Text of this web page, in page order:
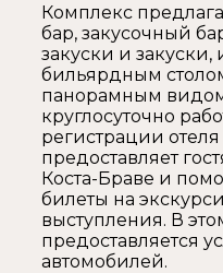
Комплекс
бар, закусочный
закуски и
бильярдным
панорамным
круглосуточно
регистрации
предоставляет
Коста-Браве и
билеты на
выступления. В
предоставляется
автомобилей.